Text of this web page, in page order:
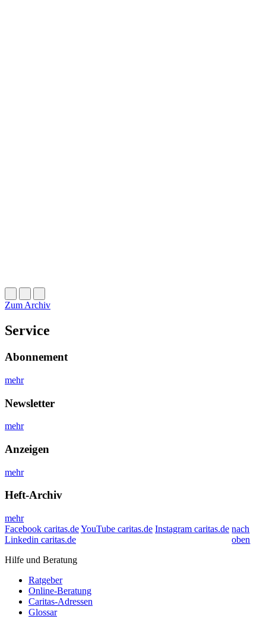
Zum Archiv
Service
Abonnement
mehr
Newsletter
mehr
Anzeigen
mehr
Heft-Archiv
mehr
Facebook caritas.deYouTube caritas.de Instagram caritas.de
Linkedin caritas.de
nach
oben
Hilfe und Beratung
Ratgeber
Online-Beratung
Caritas-Adressen
Glossar